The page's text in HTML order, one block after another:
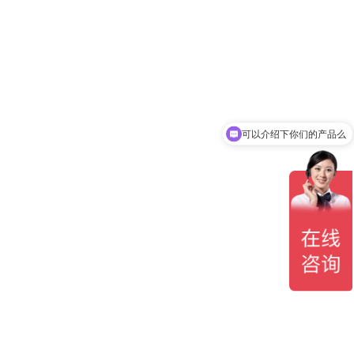
可以介绍下你们的产品么